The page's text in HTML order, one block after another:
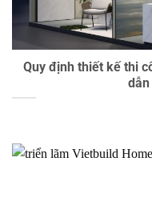
Quy định thiết kế thi